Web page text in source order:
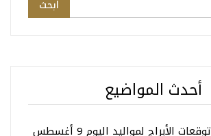
أحدث المواضيع
توقعات الأبراج لمواليد اليوم 9 أغسطس